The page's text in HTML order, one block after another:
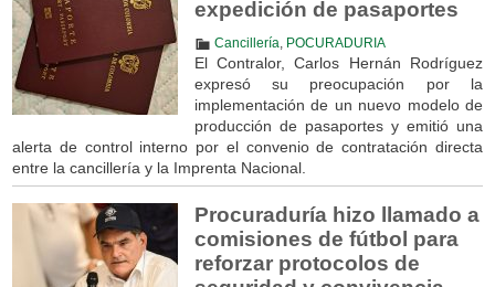
expedición de pasaportes
Cancillería POCURADURIA
El Contralor, Carlos Hernán Rodríguez
expresó su preocupación por la
implementación de un nuevo modelo de
producción de pasaportes y emitió una
alerta de control interno por el convenio de contratación directa
entre la cancillería y la Imprenta Nacional.
Procuraduría hizo llamado a
comisiones de fútbol para
reforzar protocolos de